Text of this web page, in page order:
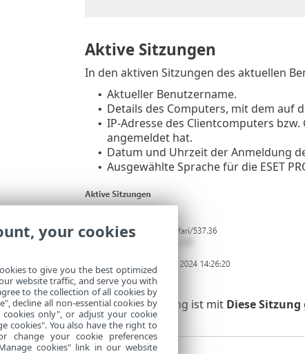
Aktive Sitzungen
In den aktiven Sitzungen des aktuellen
• Aktueller Benutzername.
• Details des Computers, mit dem auf
• IP-Adresse des Clientcomputers bzw.
angemeldet hat.
• Datum und Uhrzeit der Anmeldung
• Ausgewählte Sprache für die ESET
Die aktuelle Sitzung ist mit Diese Sitzung
your cookies
to give you the best optimized
website traffic, and serve you with
to the collection of all cookies by
decline all non-essential cookies by
cookies only", or adjust your cookie
cookies". You also have the right to
change your cookie preferences
cookies" link in our website